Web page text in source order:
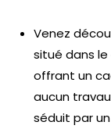
Venez
situé dans
offrant un
aucun
séduit par